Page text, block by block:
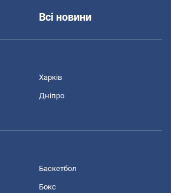
Всі новини
Харків
Дніпро
Баскетбол
Бокс